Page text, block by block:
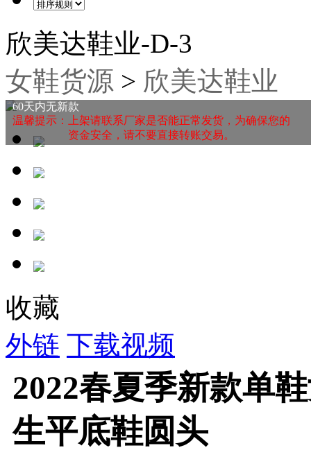
欣美达鞋业-D-3
女鞋货源 > 欣美达鞋业
60天内无新款
温馨提示：上架请联系厂家是否能正常发货，为确保您的
资金安全，请不要直接转账交易。
收藏
外链 下载视频
2022春夏季新款单
生平底鞋圆头